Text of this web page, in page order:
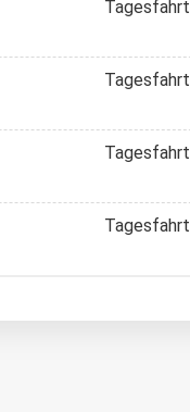
Tagesfahrt
Tagesfahrt
Tagesfahrt
Tagesfahrt